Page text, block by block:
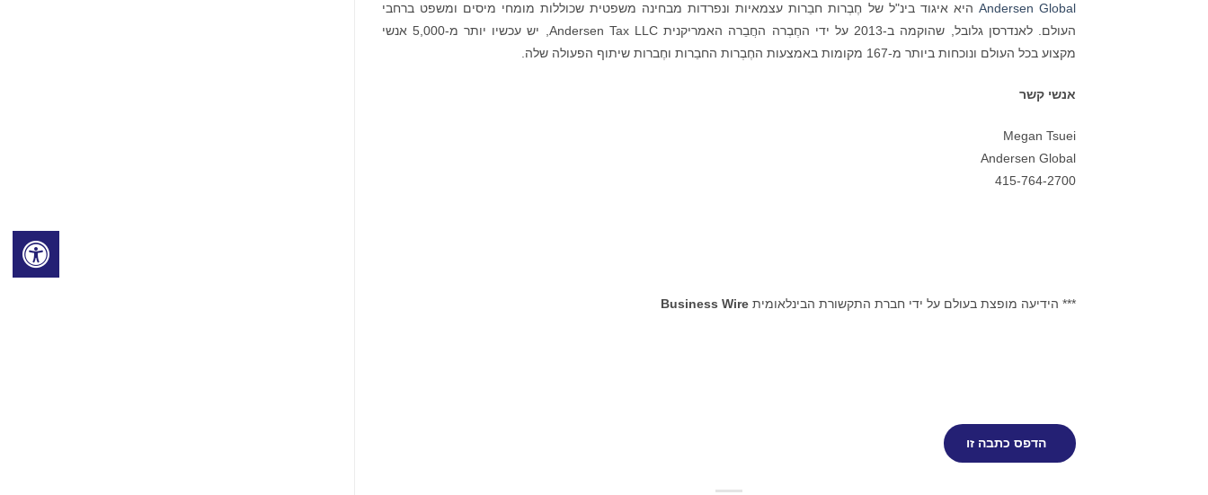
Andersen Global היא איגוד בינ"ל של חֶבְרות חבֵרות עצמאיות ונפרדות מבחינה משפטית שכוללות מומחי מיסים ומשפט ברחבי
העולם. לאנדרסן גלובל, שהוקמה ב-2013 על ידי החֶבְרה החֲבֵרה האמריקנית Andersen Tax LLC, יש עכשיו יותר מ-5,000 אנשי
מקצוע בכל העולם ונוכחות ביותר מ-167 מקומות באמצעות החֶבְרות החבֵרות וחֶברות שיתוף הפעולה שלה.
אנשי קשר
Megan Tsuei
Andersen Global
415-764-2700
*** הידיעה מופצת בעולם על ידי חברת התקשורת הבינלאומית Business Wire
הדפס כתבה זו